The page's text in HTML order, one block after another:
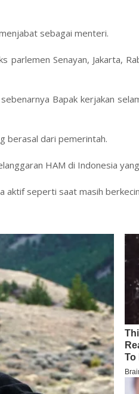
sebagai menteri.
parlemen Senayan, Jakarta,
Bapak kerjakan
berasal dari pemerintah.
HAM di Indonesia
aktif seperti saat masih